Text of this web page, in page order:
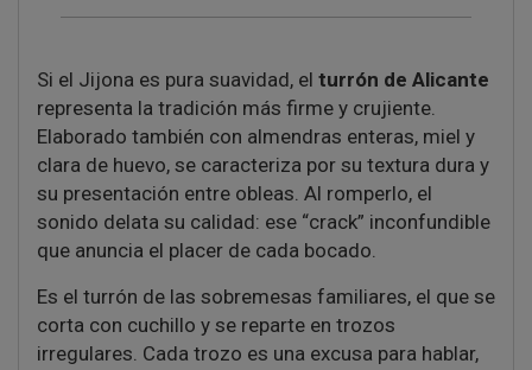
Si el Jijona es pura suavidad, el turrón de Alicante
representa la tradición más firme y crujiente.
Elaborado también con almendras enteras, miel y
clara de huevo, se caracteriza por su textura dura y
su presentación entre obleas. Al romperlo, el
sonido delata su calidad: ese “crack” inconfundible
que anuncia el placer de cada bocado.
Es el turrón de las sobremesas familiares, el que se
corta con cuchillo y se reparte en trozos
irregulares. Cada trozo es una excusa para hablar,